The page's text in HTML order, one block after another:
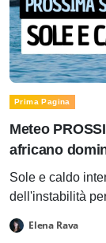
Prima Pagina
Meteo
africano
Sole e caldo
dell'instabilità
Elena Rava